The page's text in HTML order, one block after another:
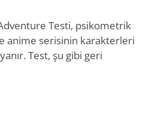
Testi, psikometrik
anime serisinin karakterleri
Test, şu gibi geri